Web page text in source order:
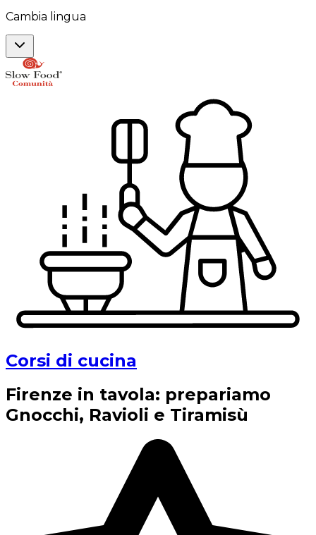
Cambia lingua
Corsi di cucina
Firenze in tavola: prepariamo
Gnocchi, Ravioli e Tiramisù